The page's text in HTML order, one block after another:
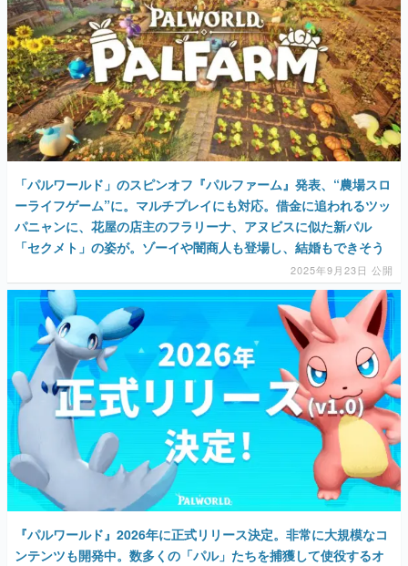
「パルワールド」のスピンオフ『パルファーム』発表、“農場スロ
ーライフゲーム”に。マルチプレイにも対応。借金に追われるツッ
パニャンに、花屋の店主のフラリーナ、アヌビスに似た新パル
「セクメト」の姿が。ゾーイや闇商人も登場し、結婚もできそう
2025年9月23日 公開
『パルワールド』2026年に正式リリース決定。非常に大規模なコ
ンテンツも開発中。数多くの「パル」たちを捕獲して使役するオ